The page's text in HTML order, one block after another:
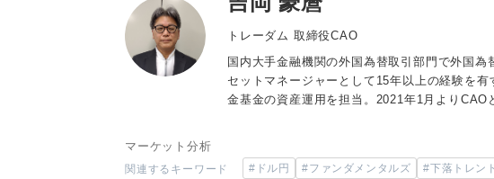
トレーダム 取締役CAO
国内大手金融機関の外国為替取引部門で外国
セットマネージャーとして15年以上の経験を
金基金の資産運用を担当。2021年1月よりCAO
マーケット分析
関連するキーワード #ドル円 #ファンダメンタルズ #下落トレン